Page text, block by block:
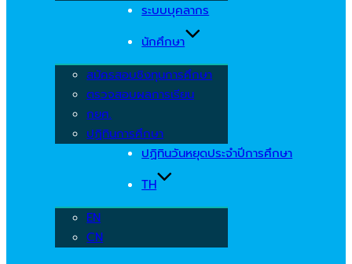
ระบบบุคลากร
นักศึกษา
สมัครสอบชิงทุนการศึกษา
ตรวจสอบผลการเรียน
กยศ.
ปฏิทินการศึกษา
ปฏิทินวันหยุดประจำปีการศึกษา
TH
EN
CN